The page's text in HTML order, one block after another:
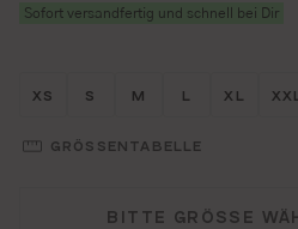
Sofort versandfertig und schnell bei Dir
Größe wählen
XS Größe wählen
S Größe wählen
M Größe
L Größe
XL XXL
GRÖSSENTABELLE
BITTE GRÖSSE